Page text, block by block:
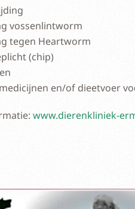
vossenlintworm
tegen Heartworm
(chip)
en/of dieetvoer
www.dierenkliniek-